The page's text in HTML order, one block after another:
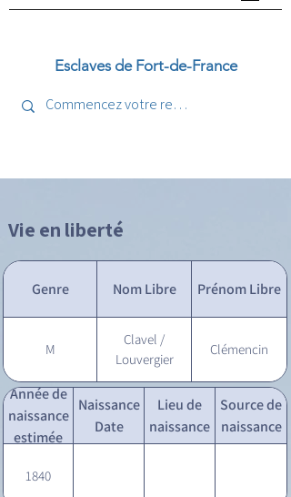
Esclaves de Fort-de-France
Vie en liberté
Genre Nom Libre Prénom Libre
M
Clavel /
Louvergier
Clémencin
Année de
naissance
estimée
Naissance
Date
Lieu de
naissance
Source de
naissance
1840